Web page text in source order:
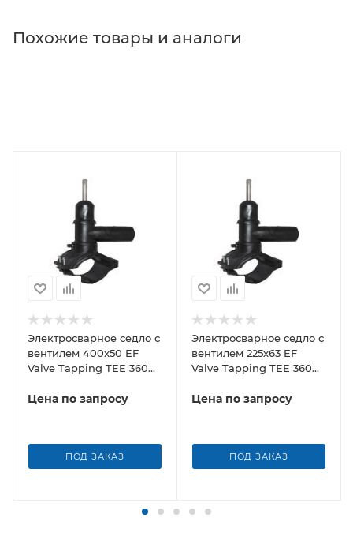
Похожие товары и аналоги
Электросварное седло с
вентилем 400х50 EF
Valve Tapping TEE 360
Цена по запросу
ПОД ЗАКАЗ
Электросварное седло с
вентилем 225х63 EF
Valve Tapping TEE 360
Цена по запросу
ПОД ЗАКАЗ